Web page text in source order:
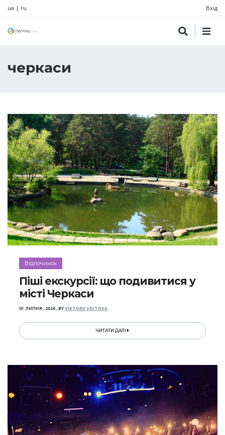
ua | ru Вхід
черкаси
Відпочинок
Піші екскурсії: що подивитися у
місті Черкаси
01 ЛИПНЯ , 2026,BYVIKTORIJ VOITOVA
ЧИТАТИ ДАЛІ